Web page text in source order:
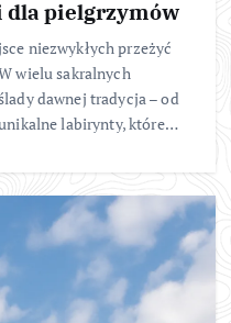
pielgrzymów
niezwykłych przeżyć
wielu sakralnych
dawnej tradycja – od
labirynty, które…